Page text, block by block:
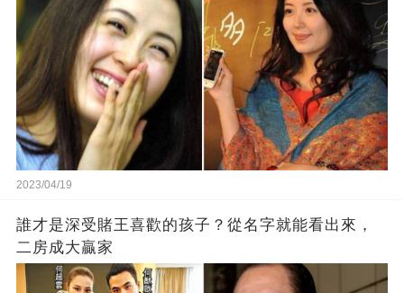
2023/04/19
誰才是深受賭王喜歡的孩子？從名字就能看出來，
二房成大贏家